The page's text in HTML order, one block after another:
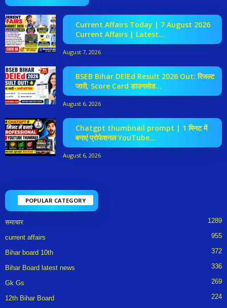
Current Affairs Today | 7 August 2026
Current Affairs | Latest...
August 7, 2026
BSEB Bihar DElEd Result 2026 Out: रिजल्ट
जारी, Score Card डाउनलोड...
August 6, 2026
Chatgpt thumbnail prompt | 1 मिनट में
बनाएं प्रोफेशनल YouTube...
August 6, 2026
POPULAR CATEGORY
समाचार 1289
current affairs 955
Bihar board 10th 372
Bihar Board latest news 336
Gk Gs 269
12th Bihar Board 224